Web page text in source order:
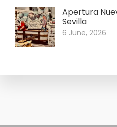
Apertura
Sevilla
6 June, 2026